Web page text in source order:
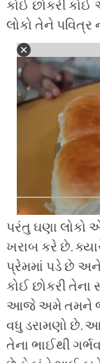
કોઈ છોકરી
લોકો તેને
પરંતુ ઘણા
ખરાબ કરે છે.
પ્રેમમાં પડે છે
કોઈ છોકરી
આજે અમે તમને જે
વધુ ડરામણો છે. આ
તેના ભાઈથી